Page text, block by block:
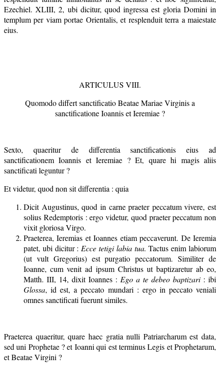
Ezechiel. XLIII, 2, ubi dicitur, quod ingressa est gloria Domini in
templum per viam portae Orientalis, et resplenduit terra a maiestate
eius.
ARTICULUS VIII.
Quomodo differt sanctificatio Beatae Mariae Virginis a
sanctificatione Ioannis et Ieremiae ?
Sexto, quaeritur de differentia sanctificationis eius ad
sanctificationem Ioannis et Ieremiae ? Et, quare hi magis aliis
sanctificati leguntur ?
Et videtur, quod non sit differentia : quia
Dicit Augustinus, quod in carne praeter peccatum vivere, est
solius Redemptoris : ergo videtur, quod praeter peccatum non
vixit gloriosa Virgo.
Praeterea, Ieremias et Ioannes etiam peccaverunt. De Ieremia
patet, ubi dicitur : Ecce tetigi labia tua. Tactus enim labiorum
(ut vult Gregorius) est purgatio peccatorum. Similiter de
Ioanne, cum venit ad ipsum Christus ut baptizaretur ab eo,
Matth. III, 14, dixit Ioannes : Ego a te debeo baptizari: ibi
Glossa, id est, a peccato mundari : ergo in peccato veniali
omnes sanctificati fuerunt similes.
Praeterea quaeritur, quare haec gratia nulli Patriarcharum est data,
sed uni Prophetae ? et Ioanni qui est terminus Legis et Prophetarum,
et Beatae Virgini ?